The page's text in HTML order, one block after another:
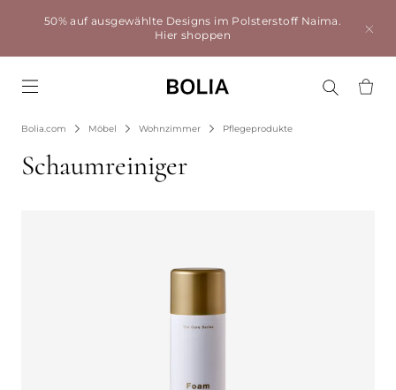
50% auf ausgewählte Designs im Polsterstoff Naima.
Hier shoppen
Bolia.com Möbel Wohnzimmer Pflegeprodukte
Schaumreiniger